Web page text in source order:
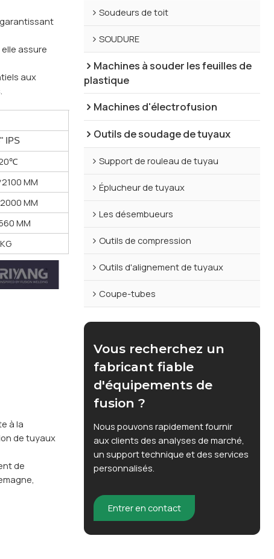
assure
aux
IPS
MM
MM
MM
à la
de tuyaux
de
Soudeurs de toit
SOUDURE
Machines à souder les feuilles de
plastique
Machines d'électrofusion
Outils de soudage de tuyaux
Support de rouleau de tuyau
Éplucheur de tuyaux
Les désembueurs
Outils de compression
Outils d'alignement de tuyaux
Coupe-tubes
Vous recherchez un
fabricant fiable
d'équipements de
fusion ?
Nous pouvons rapidement fournir
aux clients des analyses de marché,
un support technique et des services
personnalisés.
Entrer en contact